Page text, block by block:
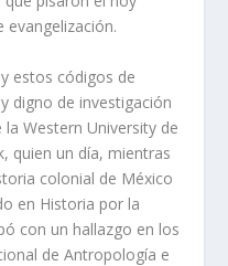
estos códigos de
digno de investigación
Western University de
quien un día, mientras
colonial de México
en Historia por la
con un hallazgo en los
de Antropología e